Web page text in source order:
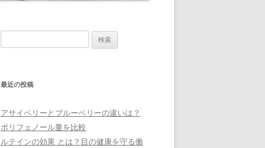
最近の投稿
アサイベリーとブルーベリーの違いは？
ポリフェノール量を比較
ルテインの効果 とは？目の健康を守る働